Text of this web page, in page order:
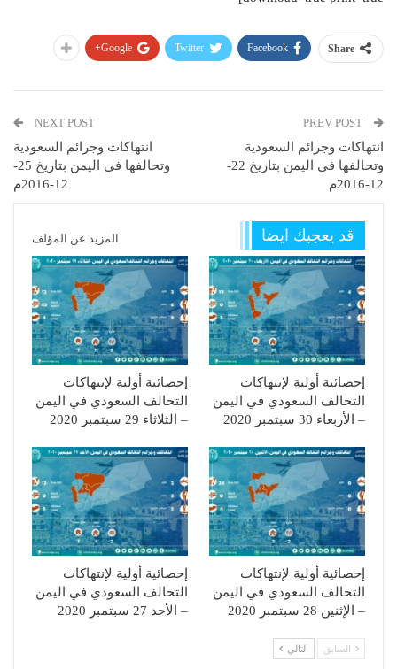
Share
Facebook
Twitter
Google+
انتهاكات وجرائم السعودية
وتحالفها في اليمن بتاريخ 22-
12-2016م
NEXT POST
انتهاكات وجرائم السعودية
وتحالفها في اليمن بتاريخ 25-
12-2016م
قد يعجبك ايضا المزيد عن المؤلف
إحصائية أولية لإنتهاكات
التحالف السعودي في اليمن
– الأربعاء 30 سبتمبر 2020
إحصائية أولية لإنتهاكات
التحالف السعودي في اليمن
– الثلاثاء 29 سبتمبر 2020
إحصائية أولية لإنتهاكات
التحالف السعودي في اليمن
– الإثنين 28 سبتمبر 2020
إحصائية أولية لإنتهاكات
التحالف السعودي في اليمن
– الأحد 27 سبتمبر 2020
السابق التالي